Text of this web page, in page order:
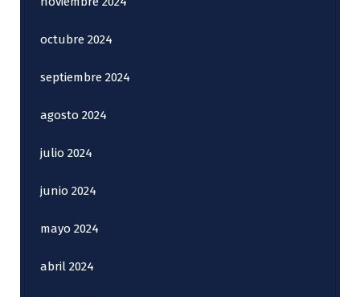
octubre 2024
septiembre 2024
agosto 2024
julio 2024
junio 2024
mayo 2024
abril 2024